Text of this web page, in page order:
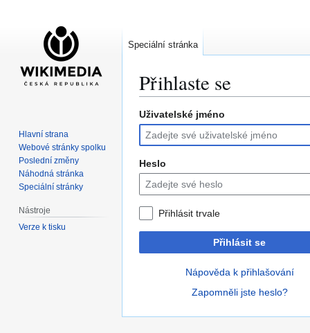
Přihlaste se
Skočit
na
navigaci
Skočit
na
vyhledávání
Uživatelské jméno
Heslo
Přihlásit trvale
Přihlásit se
Nápověda k přihlašování
Zapomněli jste heslo?
Speciální stránka
Hlavní strana
Webové stránky spolku
Poslední změny
Náhodná stránka
Speciální stránky
Nástroje
Verze k tisku